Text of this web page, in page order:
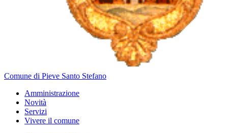
Comune di Pieve Santo Stefano
Amministrazione
Novità
Servizi
Vivere il comune